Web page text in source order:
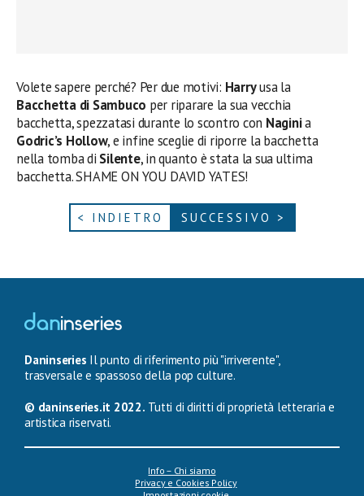
Volete sapere perché? Per due motivi: Harryusa la
Bacchetta di Sambuco per riparare la sua vecchia
bacchetta, spezzatasi durante lo scontro con Naginia
Godric’s Hollow, e infine sceglie di riporre la bacchetta
nella tomba di Silente, in quanto è stata la sua ultima
bacchetta. SHAME ON YOU DAVID YATES!
< INDIETRO SUCCESSIVO >
Daninseries Il punto di riferimento più "irriverente",
trasversale e spassoso della pop culture.
© daninseries.it 2022. Tutti di diritti di proprietà letteraria e
artistica riservati.
Info – Chi siamo
Privacy e Cookies Policy